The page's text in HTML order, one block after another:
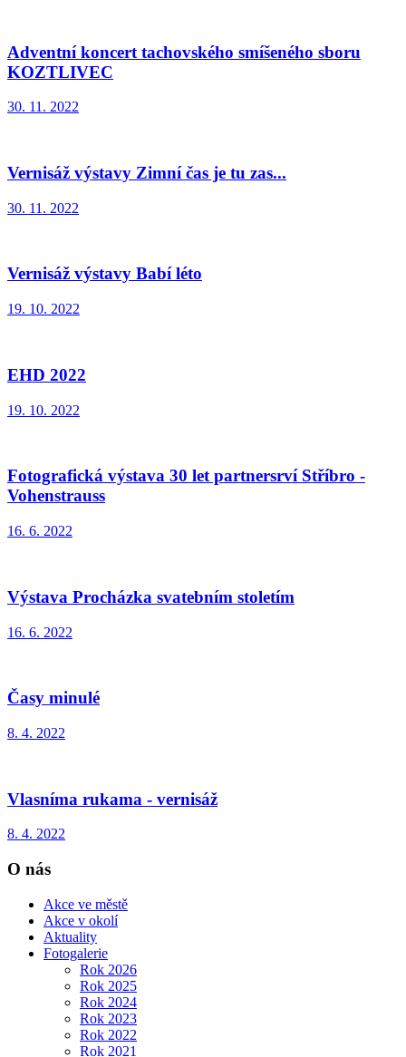
Adventní koncert tachovského smíšeného sboru
KOZTLIVEC
30. 11. 2022
Vernisáž výstavy Zimní čas je tu zas...
30. 11. 2022
Vernisáž výstavy Babí léto
19. 10. 2022
EHD 2022
19. 10. 2022
Fotografická výstava 30 let partnersrví Stříbro -
Vohenstrauss
16. 6. 2022
Výstava Procházka svatebním stoletím
16. 6. 2022
Časy minulé
8. 4. 2022
Vlasníma rukama - vernisáž
8. 4. 2022
O nás
Akce ve městě
Akce v okolí
Aktuality
Fotogalerie
Rok 2026
Rok 2025
Rok 2024
Rok 2023
Rok 2022
Rok 2021